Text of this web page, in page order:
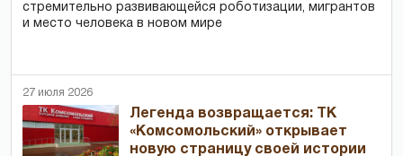
стремительно развивающейся роботизации, мигрантов
и место человека в новом мире
27 июля 2026
Легенда возвращается: ТК
«Комсомольский» открывает
новую страницу своей истории